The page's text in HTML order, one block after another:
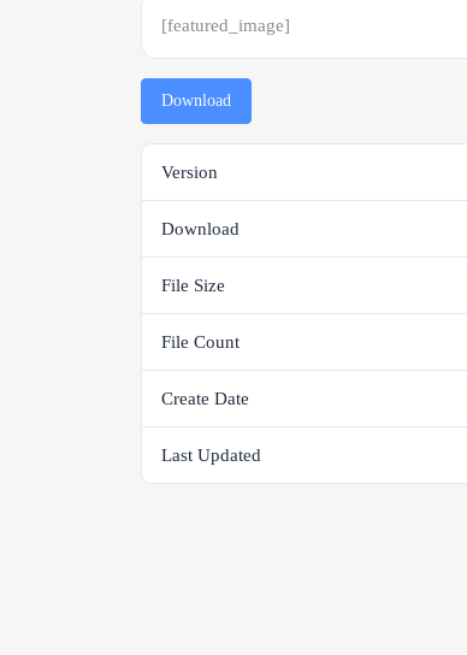
[featured_image]
Download
Version
Download
File Size
File Count
Create Date
Last Updated